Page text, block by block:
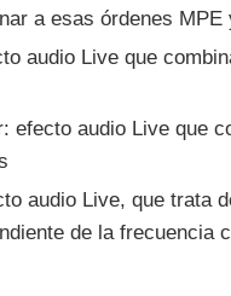
a esas órdenes
audio Live que
efecto audio Live que
audio Live, que trata
de la